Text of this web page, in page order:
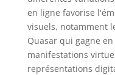
en ligne favorise
visuels, notamment
Quasar qui gagne
manifestations
représentations